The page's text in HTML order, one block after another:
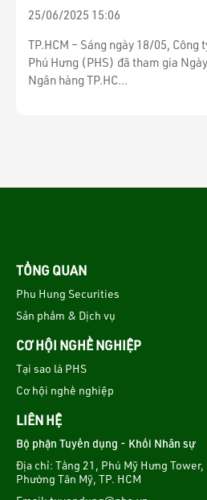
25/06/2025 15:06
TP.HCM – Sáng ngày 18/05, Công
Phú Hưng (PHS) đã tham gia
Ngân hàng TP.HC...
TỔNG QUAN
Phu Hung Securities
Sản phẩm & Dịch vụ
CƠ HỘI NGHỀ NGHIỆP
Tại sao là PHS
Cơ hội nghề nghiệp
LIÊN HỆ
Bộ phận Tuyển dụng - Khối Nhân sự
Địa chỉ: Tầng 21, Phú Mỹ Hưng Tower,
Phường Tân Mỹ, TP. HCM